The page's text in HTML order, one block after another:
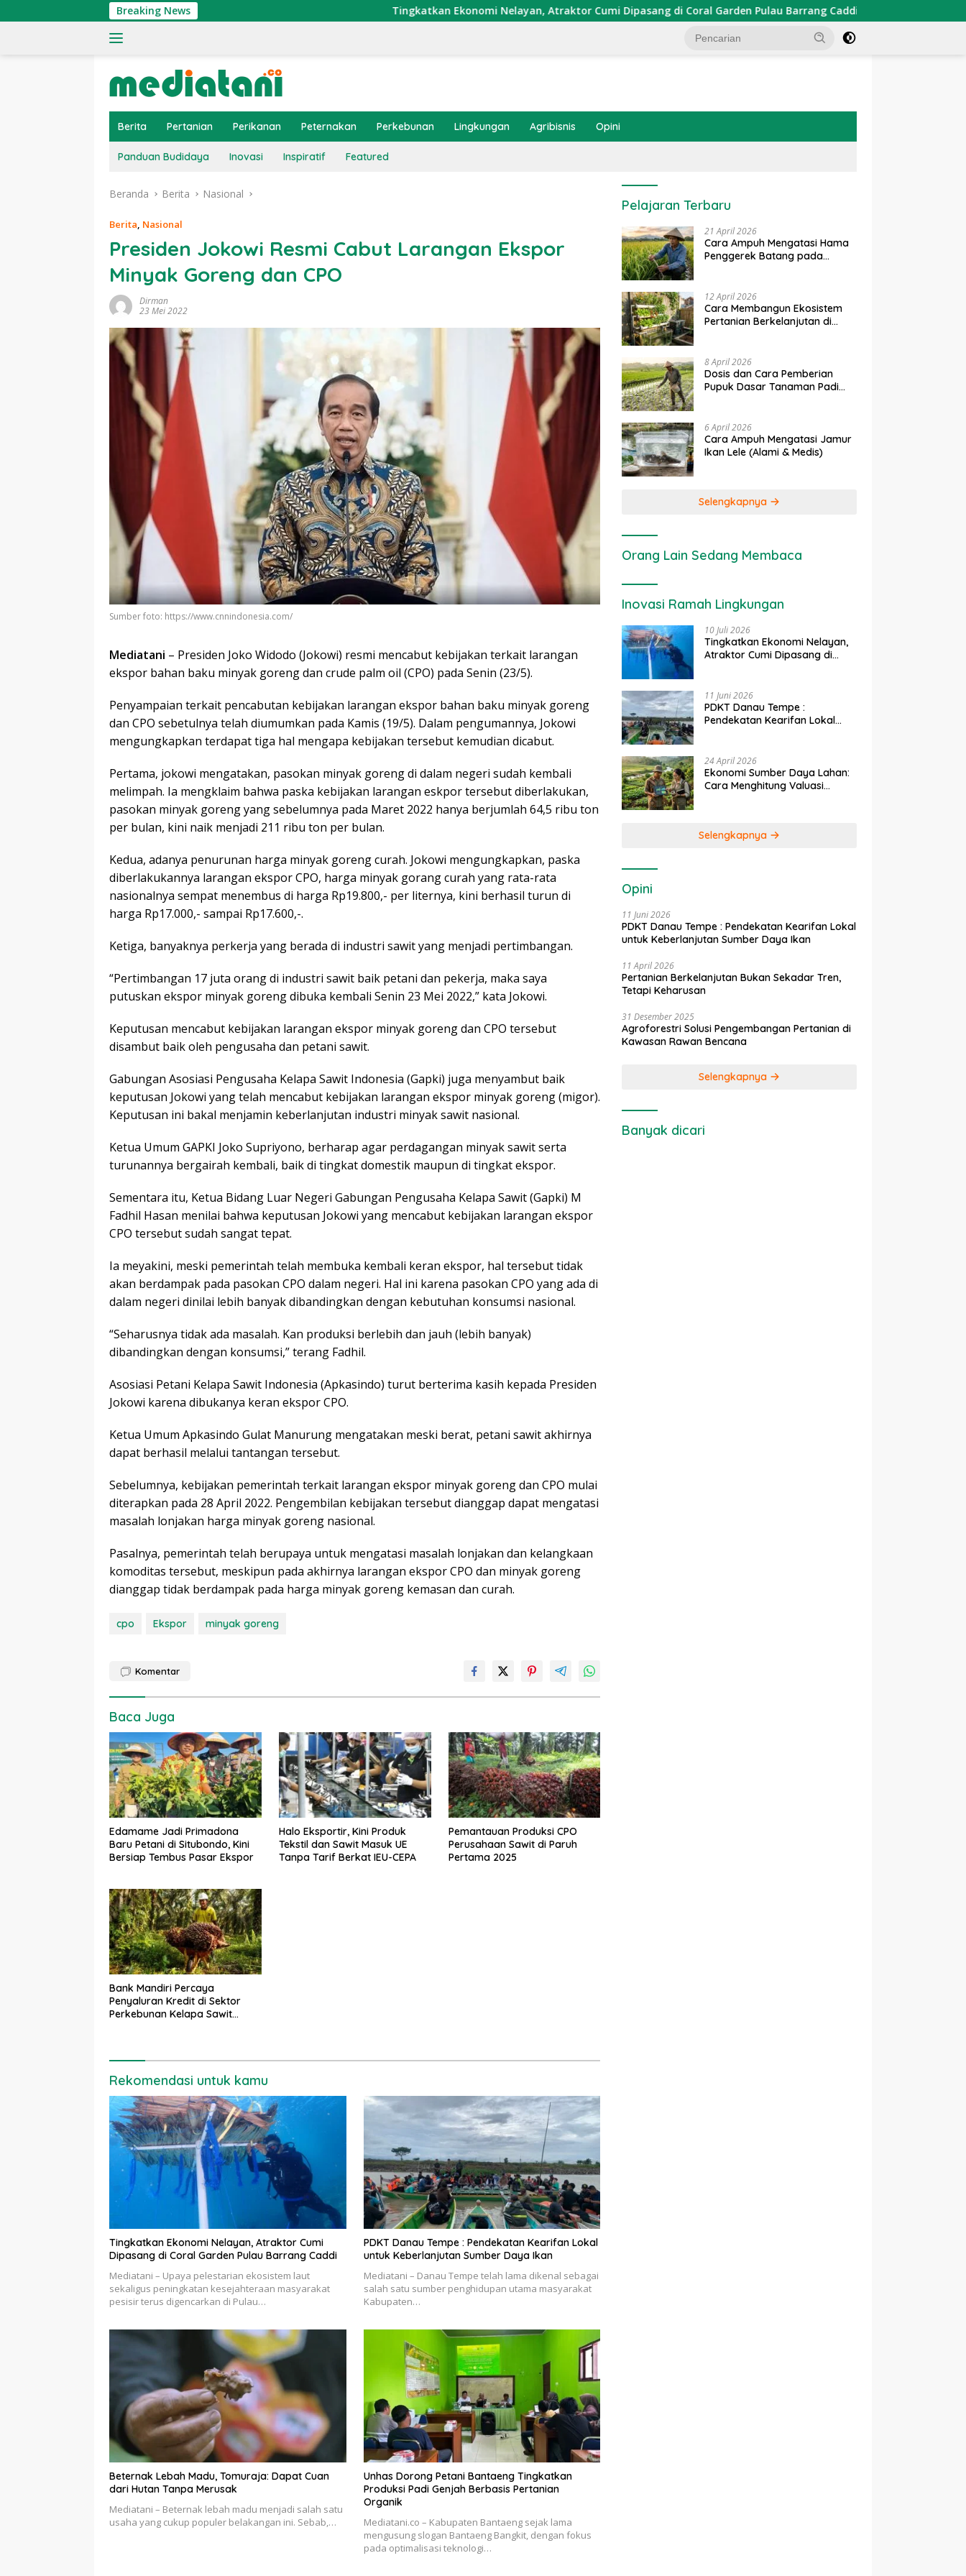
ke
Breaking News Tingkatkan Ekonomi Nelayan, Atraktor Cumi Dipasang di Coral Garden Pulau Barrang Caddi PDKT Danau Tempe :
Berita Pertanian Perikanan Peternakan Perkebunan Lingkungan Agribisnis Opini
Panduan Budidaya Inovasi Inspiratif Featured
Beranda Berita Nasional
Berita, Nasional
Presiden Jokowi Resmi Cabut Larangan Ekspor
Minyak Goreng dan CPO
Dirman
23 Mei 2022
Sumber foto: https://www.cnnindonesia.com/
Mediatani – Presiden Joko Widodo (Jokowi) resmi mencabut kebijakan terkait larangan
ekspor bahan baku minyak goreng dan crude palm oil (CPO) pada Senin (23/5).
Penyampaian terkait pencabutan kebijakan larangan ekspor bahan baku minyak goreng
dan CPO sebetulnya telah diumumkan pada Kamis (19/5). Dalam pengumannya, Jokowi
mengungkapkan terdapat tiga hal mengapa kebijakan tersebut kemudian dicabut.
Pertama, jokowi mengatakan, pasokan minyak goreng di dalam negeri sudah kembali
melimpah. Ia mengklaim bahwa paska kebijakan larangan eskpor tersebut diberlakukan,
pasokan minyak goreng yang sebelumnya pada Maret 2022 hanya berjumlah 64,5 ribu ton
per bulan, kini naik menjadi 211 ribu ton per bulan.
Kedua, adanya penurunan harga minyak goreng curah. Jokowi mengungkapkan, paska
diberlakukannya larangan ekspor CPO, harga minyak gorang curah yang rata-rata
nasionalnya sempat menembus di harga Rp19.800,- per liternya, kini berhasil turun di
harga Rp17.000,- sampai Rp17.600,-.
Ketiga, banyaknya perkerja yang berada di industri sawit yang menjadi pertimbangan.
“Pertimbangan 17 juta orang di industri sawit baik petani dan pekerja, maka saya
putuskan ekspor minyak goreng dibuka kembali Senin 23 Mei 2022,” kata Jokowi.
Keputusan mencabut kebijakan larangan ekspor minyak goreng dan CPO tersebut
disambut baik oleh pengusaha dan petani sawit.
Gabungan Asosiasi Pengusaha Kelapa Sawit Indonesia (Gapki) juga menyambut baik
keputusan Jokowi yang telah mencabut kebijakan larangan ekspor minyak goreng (migor).
Keputusan ini bakal menjamin keberlanjutan industri minyak sawit nasional.
Ketua Umum GAPKI Joko Supriyono, berharap agar perdagangan minyak sawit serta
turunannya bergairah kembali, baik di tingkat domestik maupun di tingkat ekspor.
Sementara itu, Ketua Bidang Luar Negeri Gabungan Pengusaha Kelapa Sawit (Gapki) M
Fadhil Hasan menilai bahwa keputusan Jokowi yang mencabut kebijakan larangan ekspor
CPO tersebut sudah sangat tepat.
Ia meyakini, meski pemerintah telah membuka kembali keran ekspor, hal tersebut tidak
akan berdampak pada pasokan CPO dalam negeri. Hal ini karena pasokan CPO yang ada di
dalam negeri dinilai lebih banyak dibandingkan dengan kebutuhan konsumsi nasional.
“Seharusnya tidak ada masalah. Kan produksi berlebih dan jauh (lebih banyak)
dibandingkan dengan konsumsi,” terang Fadhil.
Asosiasi Petani Kelapa Sawit Indonesia (Apkasindo) turut berterima kasih kepada Presiden
Jokowi karena dibukanya keran ekspor CPO.
Ketua Umum Apkasindo Gulat Manurung mengatakan meski berat, petani sawit akhirnya
dapat berhasil melalui tantangan tersebut.
Sebelumnya, kebijakan pemerintah terkait larangan ekspor minyak goreng dan CPO mulai
diterapkan pada 28 April 2022. Pengembilan kebijakan tersebut dianggap dapat mengatasi
masalah lonjakan harga minyak goreng nasional.
Pasalnya, pemerintah telah berupaya untuk mengatasi masalah lonjakan dan kelangkaan
komoditas tersebut, meskipun pada akhirnya larangan ekspor CPO dan minyak goreng
dianggap tidak berdampak pada harga minyak goreng kemasan dan curah.
cpo Ekspor minyak goreng
Komentar
Baca Juga
Edamame Jadi Primadona
Baru Petani di Situbondo, Kini
Bersiap Tembus Pasar Ekspor
Halo Eksportir, Kini Produk
Tekstil dan Sawit Masuk UE
Tanpa Tarif Berkat IEU-CEPA
Pemantauan Produksi CPO
Perusahaan Sawit di Paruh
Pertama 2025
Bank Mandiri Percaya
Penyaluran Kredit di Sektor
Perkebunan Kelapa Sawit
Rekomendasi untuk kamu
Tingkatkan Ekonomi Nelayan, Atraktor Cumi
Dipasang di Coral Garden Pulau Barrang Caddi
Mediatani – Upaya pelestarian ekosistem laut
sekaligus peningkatan kesejahteraan masyarakat
pesisir terus digencarkan di Pulau…
PDKT Danau Tempe : Pendekatan Kearifan Lokal
untuk Keberlanjutan Sumber Daya Ikan
Mediatani – Danau Tempe telah lama dikenal sebagai
salah satu sumber penghidupan utama masyarakat
Kabupaten…
Beternak Lebah Madu, Tomuraja: Dapat Cuan
dari Hutan Tanpa Merusak
Mediatani – Beternak lebah madu menjadi salah satu
usaha yang cukup populer belakangan ini. Sebab,…
Unhas Dorong Petani Bantaeng Tingkatkan
Produksi Padi Genjah Berbasis Pertanian
Organik
Mediatani.co – Kabupaten Bantaeng sejak lama
mengusung slogan Bantaeng Bangkit, dengan fokus
pada optimalisasi teknologi…
Pelajaran Terbaru
21 April 2026
Cara Ampuh Mengatasi Hama
Penggerek Batang pada
12 April 2026
Cara Membangun Ekosistem
Pertanian Berkelanjutan di
8 April 2026
Dosis dan Cara Pemberian
Pupuk Dasar Tanaman Padi
6 April 2026
Cara Ampuh Mengatasi Jamur
Ikan Lele (Alami & Medis)
Selengkapnya
Orang Lain Sedang Membaca
Inovasi Ramah Lingkungan
10 Juli 2026
Tingkatkan Ekonomi Nelayan,
Atraktor Cumi Dipasang di
11 Juni 2026
PDKT Danau Tempe :
Pendekatan Kearifan Lokal
24 April 2026
Ekonomi Sumber Daya Lahan:
Cara Menghitung Valuasi
Selengkapnya
Opini
11 Juni 2026
PDKT Danau Tempe : Pendekatan Kearifan Lokal
untuk Keberlanjutan Sumber Daya Ikan
11 April 2026
Pertanian Berkelanjutan Bukan Sekadar Tren,
Tetapi Keharusan
31 Desember 2025
Agroforestri Solusi Pengembangan Pertanian di
Kawasan Rawan Bencana
Selengkapnya
Banyak dicari